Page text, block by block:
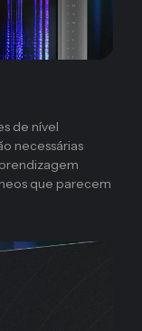
de nível
necessárias
que parecem